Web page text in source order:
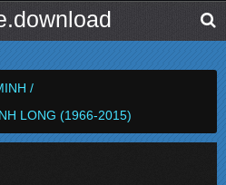
/
LONG (1966-2015)